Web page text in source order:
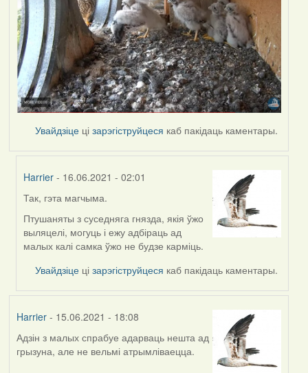
Увайдзіце цізарэгіструйцеся каб пакідаць каментары.
Harrier - 16.06.2021 - 02:01
In
reply
to
by
Так, гэта магчыма.
Птушаняты з суседняга гнязда, якія ўжо
выляцелі, могуць і ежу адбіраць ад
малых калі самка ўжо не будзе карміць.
Увайдзіце цізарэгіструйцеся каб пакідаць каментары.
Harrier- 15.06.2021 - 18:08
Адзін з малых спрабуе адарваць нешта ад
грызуна, але не вельмі атрымліваецца.